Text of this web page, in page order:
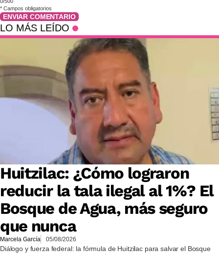
* Campos obligatorios
ENVIAR COMENTARIO
LO MÁS LEÍDO
Huitzilac: ¿Cómo lograron
reducir la tala ilegal al 1%? El
Bosque de Agua, más seguro
que nunca
Marcela García 05/08/2026
Diálogo y fuerza federal: la fórmula de Huitzilac para salvar el Bosque